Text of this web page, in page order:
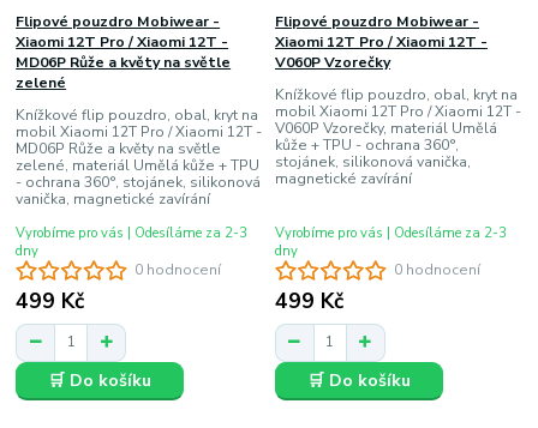
0 hodnocení
Flipové pouzdro Mobiwear -
Xiaomi 12T Pro / Xiaomi 12T -
MD06P Růže a květy na světle
zelené
Knížkové flip pouzdro, obal, kryt na
mobil Xiaomi 12T Pro / Xiaomi 12T -
MD06P Růže a květy na světle
zelené, materiál Umělá kůže + TPU
- ochrana 360°, stojánek, silikonová
vanička, magnetické zavírání
499 Kč
Vyrobíme pro vás | Odesíláme za 2-3
dny
🛒 Do košíku
0 hodnocení
Flipové pouzdro Mobiwear -
Xiaomi 12T Pro / Xiaomi 12T -
V060P Vzorečky
Knížkové flip pouzdro, obal, kryt na
mobil Xiaomi 12T Pro / Xiaomi 12T -
V060P Vzorečky, materiál Umělá
kůže + TPU - ochrana 360°,
stojánek, silikonová vanička,
magnetické zavírání
499 Kč
Vyrobíme pro vás | Odesíláme za 2-3
dny
🛒 Do košíku